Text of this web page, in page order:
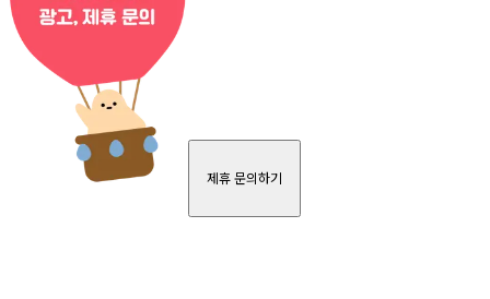
제휴 문의하기